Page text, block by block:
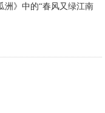
洲》中的“春风又绿江南